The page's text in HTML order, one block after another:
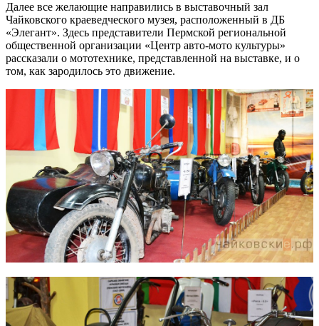
Далее все желающие направились в выставочный зал
Чайковского краеведческого музея, расположенный в ДБ
«Элегант». Здесь представители Пермской региональной
общественной организации «Центр авто-мото культуры»
рассказали о мототехнике, представленной на выставке, и о
том, как зародилось это движение.